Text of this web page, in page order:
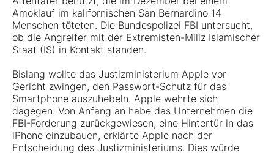
Amoklauf im kalifornischen San Bernardino 14
Menschen töteten. Die Bundespolizei FBI untersucht,
ob die Angreifer mit der Extremisten-Miliz Islamischer
Staat (IS) in Kontakt standen.
Bislang wollte das Justizministerium Apple vor
Gericht zwingen, den Passwort-Schutz für das
Smartphone auszuhebeln. Apple wehrte sich
dagegen. Von Anfang an habe das Unternehmen die
FBI-Forderung zurückgewiesen, eine Hintertür in das
iPhone einzubauen, erklärte Apple nach der
Entscheidung des Justizministeriums. Dies würde